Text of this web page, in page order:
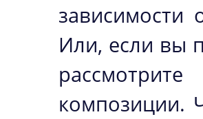
зависимости
Или, если вы
композиции.